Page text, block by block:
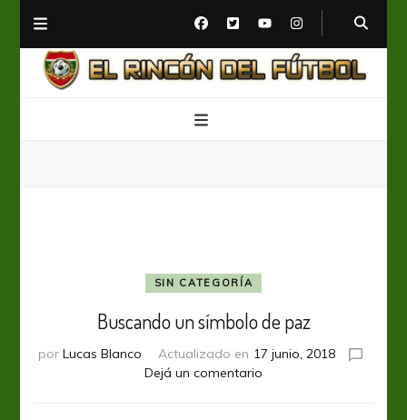
SIN CATEGORÍA
Buscando un símbolo de paz
por Lucas Blanco Actualizado en 17 junio, 2018
Dejá un comentario